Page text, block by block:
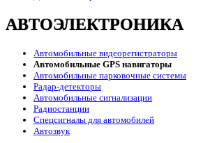
АВТОЭЛЕКТРОНИКА
Автомобильные видеорегистраторы
Автомобильные GPS навигаторы
Автомобильные парковочные системы
Радар-детекторы
Автомобильные сигнализации
Радиостанции
Спецсигналы для автомобилей
Автозвук